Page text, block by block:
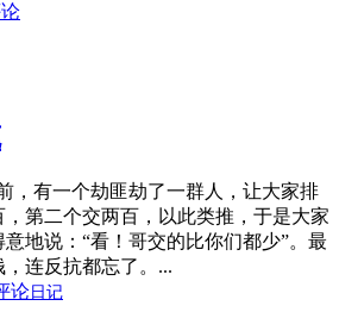
，有一个劫匪劫了一群人，让大家排
第二个交两百，以此类推，于是大家
地说：“看！哥交的比你们都少”。最
连反抗都忘了。...
论 日记